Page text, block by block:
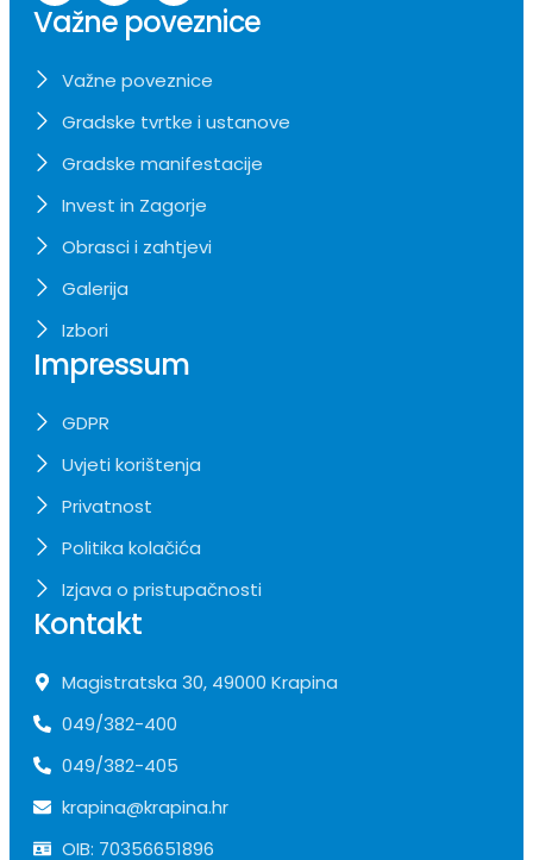
Važne poveznice
Važne poveznice
Gradske tvrtke i ustanove
Gradske manifestacije
Invest in Zagorje
Obrasci i zahtjevi
Galerija
Izbori
Impressum
GDPR
Uvjeti korištenja
Privatnost
Politika kolačića
Izjava o pristupačnosti
Kontakt
Magistratska 30, 49000 Krapina
049/382-400
049/382-405
krapina@krapina.hr
OIB: 70356651896